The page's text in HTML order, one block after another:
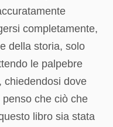
completamente,
della storia, solo
le palpebre
chiedendosi dove
che ciò che
libro sia stata